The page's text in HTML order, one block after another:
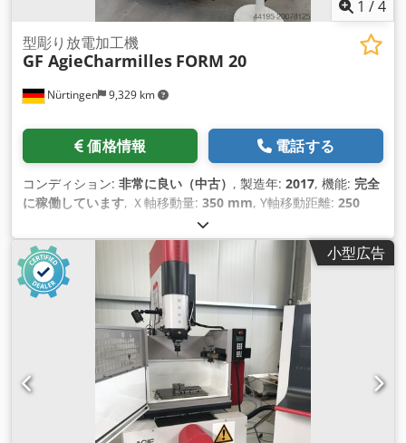
1 /4
Nürtingen 9,329 km
型彫り放電加工機
GF AgieCharmilles FORM 20
価格情報 電話する
コンディション: 非常に良い（中古） , 製造年: 2017, 機能: 完全
に稼働しています, Ｘ軸移動量: 350 mm, Y軸移動距離: 250
, ワーク重量（最大）:
ログラム）, 全高:2,372 mm, 全幅:1,731 mm, 全長:1,000
mm, テーブル幅: 630 mm, 羽ペンのストローク:250 mm, テ
ーブル長さ:
, ワーク長さ（最大）: 800 mm
（最大）:
500 mm, ワークピース高さ（最大）:265 mm
小型広告